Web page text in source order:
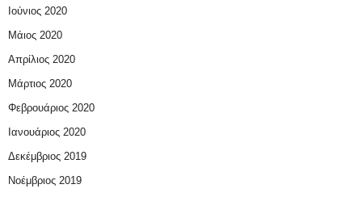
Ιούνιος 2020
Μάιος 2020
Απρίλιος 2020
Μάρτιος 2020
Φεβρουάριος 2020
Ιανουάριος 2020
Δεκέμβριος 2019
Νοέμβριος 2019